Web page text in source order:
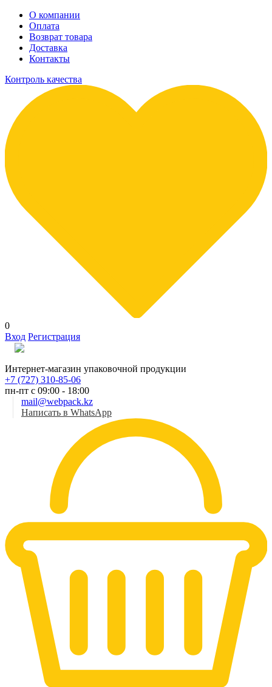
О компании
Оплата
Возврат товара
Доставка
Контакты
Контроль качества
0
Вход Регистрация
Интернет-магазин упаковочной продукции
+7 (727) 310-85-06
пн-пт с 09:00 - 18:00
mail@webpack.kz
Написать в WhatsApp